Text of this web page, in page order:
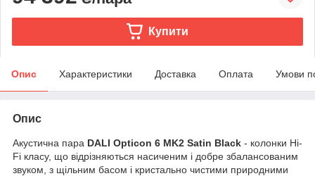
Купити
Опис Характеристики Доставка Оплата Умови
Опис
Акустична пара DALI Opticon 6 MK2 Satin Black - колонки Hi-
Fi класу, що відрізняються насиченим і добре збалансованим
звуком, з щільним басом і кристально чистими природними